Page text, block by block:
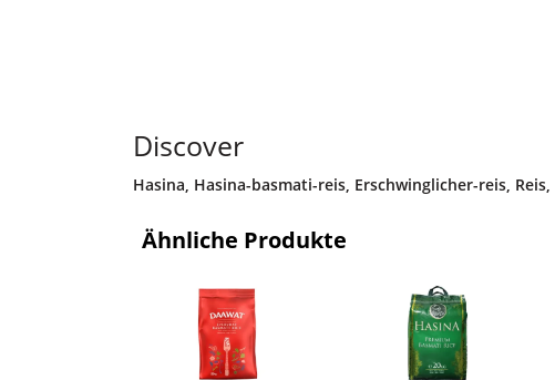
Discover
Hasina, Hasina-basmati-reis, Erschwinglicher-reis, Reis,
Ähnliche Produkte